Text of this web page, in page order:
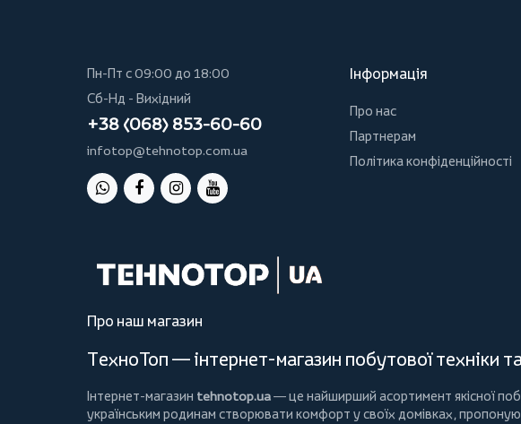
Пн-Пт с 09:00 до 18:00
Сб-Нд - Вихідний
+38 (068) 853-60-60
infotop@tehnotop.com.ua
Інформація
Про нас
Партнерам
Політика конфіденційності
Про наш магазин
ТехноТоп — інтернет-магазин побутової техніки та
Інтернет-магазин tehnotop.ua— це найширший асортимент якісної
українським родинам створювати комфорт у своїх домівках,